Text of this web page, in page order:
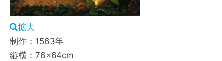
拡大
制作：1563年
縦横：76×64cm